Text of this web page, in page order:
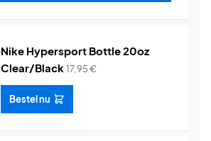
Nike Hypersport Bottle 20oz
Clear/Black17,95€
Bestel nu